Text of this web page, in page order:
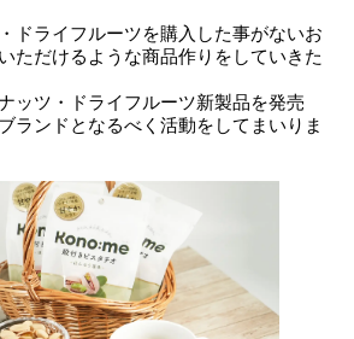
ドライフルーツを購入した事がないお
ただけるような商品作りをしていきた
ッツ・ドライフルーツ新製品を発売
ランドとなるべく活動をしてまいりま